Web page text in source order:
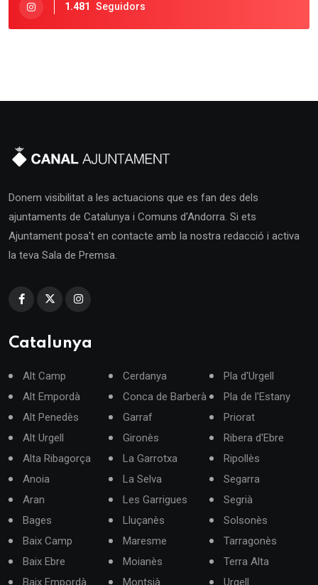
1.481 Seguidors
Donem visibilitat a les actuacions que es fan des dels
ajuntaments de Catalunya i Comuns d'Andorra. Si ets
Ajuntament posa't en contacte amb la nostra redacció i activa
la teva Sala de Premsa.
Catalunya
Alt Camp
Alt Empordà
Alt Penedès
Alt Urgell
Alta Ribagorça
Anoia
Aran
Bages
Baix Camp
Baix Ebre
Baix Empordà
Cerdanya
Conca de Barberà
Garraf
Gironès
La Garrotxa
La Selva
Les Garrigues
Lluçanès
Maresme
Moianès
Montsià
Pla d'Urgell
Pla de l'Estany
Priorat
Ribera d'Ebre
Ripollès
Segarra
Segrià
Solsonès
Tarragonès
Terra Alta
Urgell